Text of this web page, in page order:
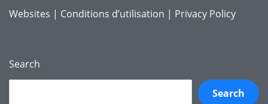
Websites | Conditions d’utilisation | Privacy Policy
Search
Search